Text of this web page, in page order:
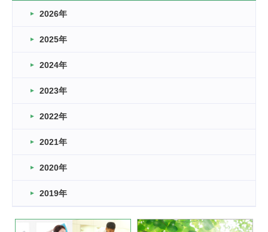
2026.03.16
車いすバスケとRくんのお話
卒業・卒園の季節★
2026.03.11
緑ケ丘体育館
2022.11.03
緑ケ丘体育館
いたっぼーる大会☆彡
2026年
2025年
2024年
2023年
2022年
2021年
2020年
2019年